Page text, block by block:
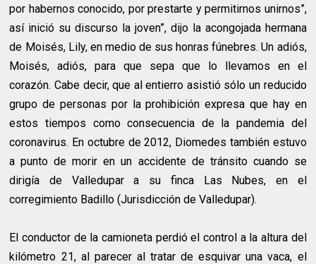
por habernos conocido, por prestarte y permitirnos unirnos”,
así inició su discurso la joven”, dijo la acongojada hermana
de Moisés, Lily, en medio de sus honras fúnebres. Un adiós,
Moisés, adiós, para que sepa que lo llevamos en el
corazón. Cabe decir, que al entierro asistió sólo un reducido
grupo de personas por la prohibición expresa que hay en
estos tiempos como consecuencia de la pandemia del
coronavirus. En octubre de 2012, Diomedes también estuvo
a punto de morir en un accidente de tránsito cuando se
dirigía de Valledupar a su finca Las Nubes, en el
corregimiento Badillo (Jurisdicción de Valledupar).
El conductor de la camioneta perdió el control a la altura del
kilómetro 21, al parecer al tratar de esquivar una vaca, el